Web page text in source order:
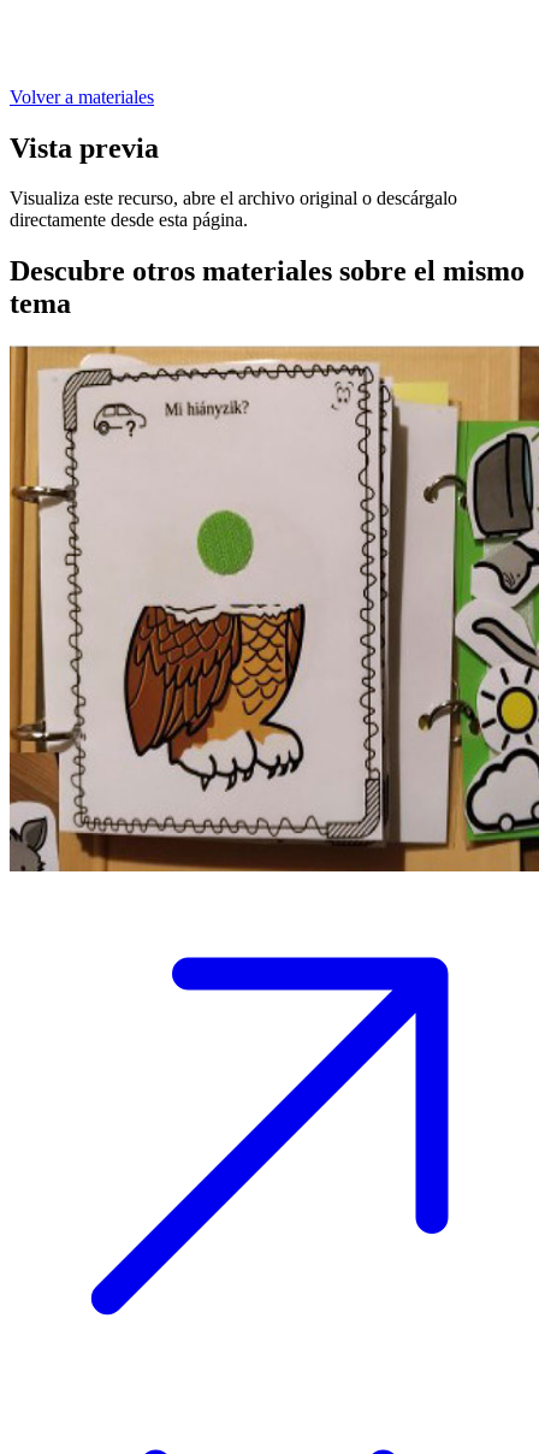
Volver a materiales
Vista previa
Visualiza este recurso, abre el archivo original o descárgalo
directamente desde esta página.
Descubre otros materiales sobre el mismo
tema